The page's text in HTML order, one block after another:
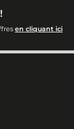
en cliquant ici